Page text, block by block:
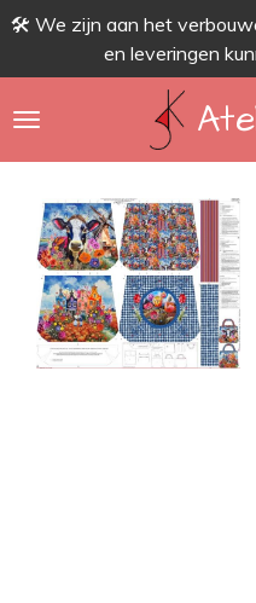
Ga
naar
de
🛠 We zijn aan het
en leveringen